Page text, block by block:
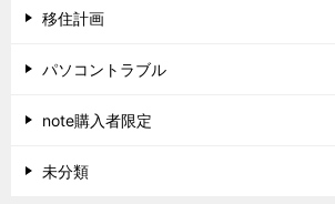
移住計画
パソコントラブル
note購入者限定
未分類